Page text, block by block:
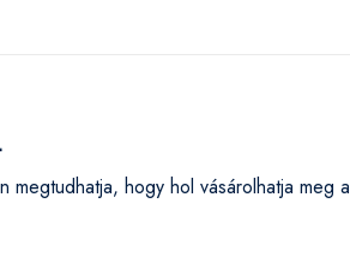
hogy hol vásárolhatja meg a